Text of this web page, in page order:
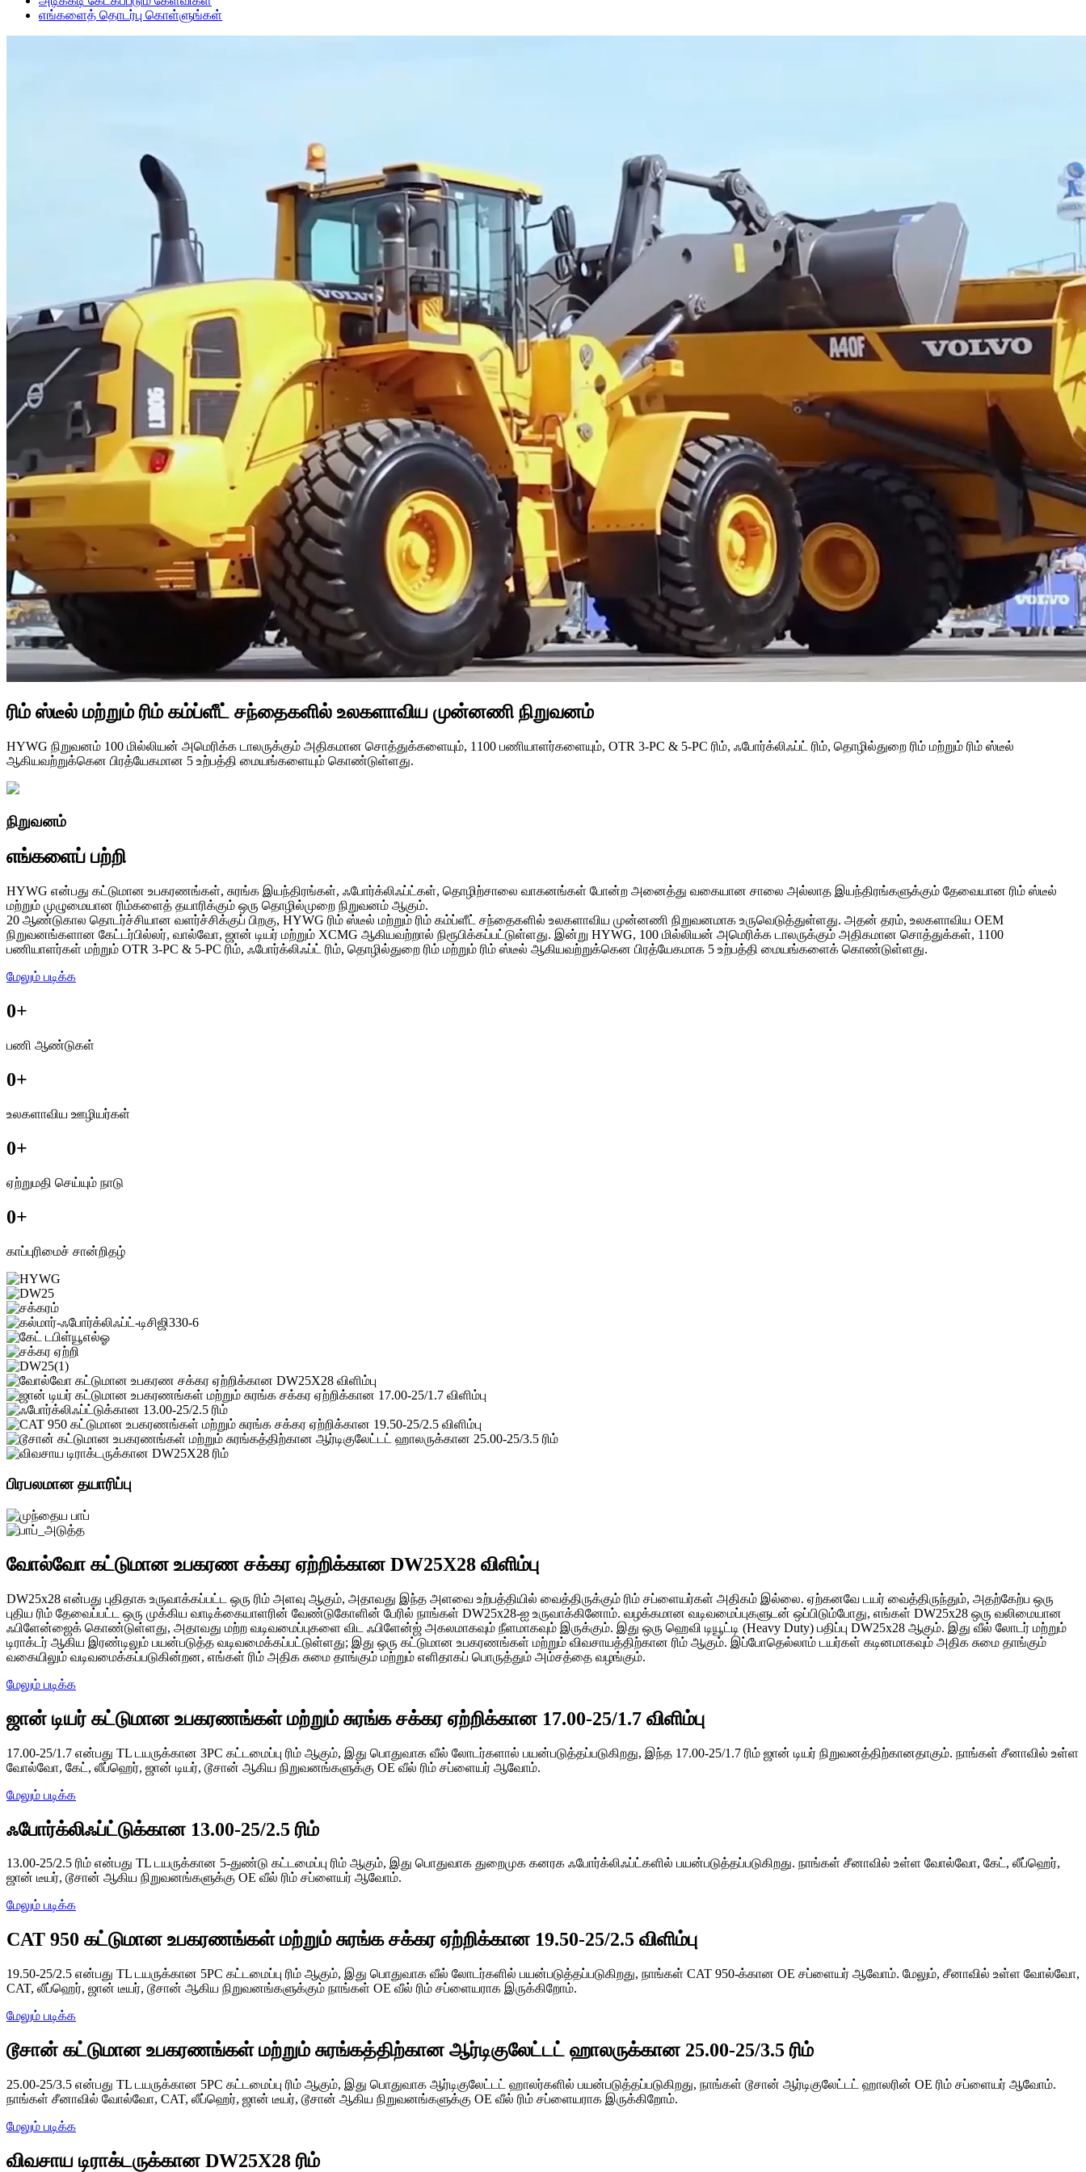
எங்களைத் தொடர்பு கொள்ளுங்கள்
ரிம் ஸ்டீல் மற்றும் ரிம் கம்ப்ளீட் சந்தைகளில் உலகளாவிய முன்னணி நிறுவனம்
HYWG நிறுவனம் 100 மில்லியன் அமெரிக்க டாலருக்கும் அதிகமான சொத்துக்களையும், 1100 பணியாளர்களையும், OTR 3-PC & 5-PC ரிம், ஃபோர்க்லிஃப்ட் ரிம், தொழில்துறை ரிம் மற்றும் ரிம் ஸ்டீல்
ஆகியவற்றுக்கென பிரத்யேகமான 5 உற்பத்தி மையங்களையும் கொண்டுள்ளது.
நிறுவனம்
எங்களைப் பற்றி
HYWG என்பது கட்டுமான உபகரணங்கள், சுரங்க இயந்திரங்கள், ஃபோர்க்லிஃப்ட்கள், தொழிற்சாலை வாகனங்கள் போன்ற அனைத்து வகையான சாலை அல்லாத இயந்திரங்களுக்கும் தேவையான ரிம் ஸ்டீல்
மற்றும் முழுமையான ரிம்களைத் தயாரிக்கும் ஒரு தொழில்முறை நிறுவனம் ஆகும்.
20 ஆண்டுகால தொடர்ச்சியான வளர்ச்சிக்குப் பிறகு, HYWG ரிம் ஸ்டீல் மற்றும் ரிம் கம்ப்ளீட் சந்தைகளில் உலகளாவிய முன்னணி நிறுவனமாக உருவெடுத்துள்ளது. அதன் தரம், உலகளாவிய OEM
நிறுவனங்களான கேட்டர்பில்லர், வால்வோ, ஜான் டியர் மற்றும் XCMG ஆகியவற்றால் நிரூபிக்கப்பட்டுள்ளது. இன்று HYWG, 100 மில்லியன் அமெரிக்க டாலருக்கும் அதிகமான சொத்துக்கள், 1100
பணியாளர்கள் மற்றும் OTR 3-PC & 5-PC ரிம், ஃபோர்க்லிஃப்ட் ரிம், தொழில்துறை ரிம் மற்றும் ரிம் ஸ்டீல் ஆகியவற்றுக்கென பிரத்யேகமாக 5 உற்பத்தி மையங்களைக் கொண்டுள்ளது.
மேலும் படிக்க
0+
பணி ஆண்டுகள்
0+
உலகளாவிய ஊழியர்கள்
0+
ஏற்றுமதி செய்யும் நாடு
0+
காப்புரிமைச் சான்றிதழ்
பிரபலமான தயாரிப்பு
வோல்வோ கட்டுமான உபகரண சக்கர ஏற்றிக்கான DW25X28 விளிம்பு
DW25x28 என்பது புதிதாக உருவாக்கப்பட்ட ஒரு ரிம் அளவு ஆகும், அதாவது இந்த அளவை உற்பத்தியில் வைத்திருக்கும் ரிம் சப்ளையர்கள் அதிகம் இல்லை. ஏற்கனவே டயர் வைத்திருந்தும், அதற்கேற்ப ஒரு
புதிய ரிம் தேவைப்பட்ட ஒரு முக்கிய வாடிக்கையாளரின் வேண்டுகோளின் பேரில் நாங்கள் DW25x28-ஐ உருவாக்கினோம். வழக்கமான வடிவமைப்புகளுடன் ஒப்பிடும்போது, ​​எங்கள் DW25x28 ஒரு வலிமையான
ஃபிளேன்ஜைக் கொண்டுள்ளது, அதாவது மற்ற வடிவமைப்புகளை விட ஃபிளேன்ஜ் அகலமாகவும் நீளமாகவும் இருக்கும். இது ஒரு ஹெவி டியூட்டி (Heavy Duty) பதிப்பு DW25x28 ஆகும். இது வீல் லோடர் மற்றும்
டிராக்டர் ஆகிய இரண்டிலும் பயன்படுத்த வடிவமைக்கப்பட்டுள்ளது; இது ஒரு கட்டுமான உபகரணங்கள் மற்றும் விவசாயத்திற்கான ரிம் ஆகும். இப்போதெல்லாம் டயர்கள் கடினமாகவும் அதிக சுமை தாங்கும்
வகையிலும் வடிவமைக்கப்படுகின்றன, எங்கள் ரிம் அதிக சுமை தாங்கும் மற்றும் எளிதாகப் பொருத்தும் அம்சத்தை வழங்கும்.
மேலும் படிக்க
ஜான் டியர் கட்டுமான உபகரணங்கள் மற்றும் சுரங்க சக்கர ஏற்றிக்கான 17.00-25/1.7 விளிம்பு
17.00-25/1.7 என்பது TL டயருக்கான 3PC கட்டமைப்பு ரிம் ஆகும், இது பொதுவாக வீல் லோடர்களால் பயன்படுத்தப்படுகிறது, இந்த 17.00-25/1.7 ரிம் ஜான் டியர் நிறுவனத்திற்கானதாகும். நாங்கள் சீனாவில் உள்ள
வோல்வோ, கேட், லீப்ஹெர், ஜான் டியர், டூசான் ஆகிய நிறுவனங்களுக்கு OE வீல் ரிம் சப்ளையர் ஆவோம்.
மேலும் படிக்க
ஃபோர்க்லிஃப்ட்டுக்கான 13.00-25/2.5 ரிம்
13.00-25/2.5 ரிம் என்பது TL டயருக்கான 5-துண்டு கட்டமைப்பு ரிம் ஆகும், இது பொதுவாக துறைமுக கனரக ஃபோர்க்லிஃப்ட்களில் பயன்படுத்தப்படுகிறது. நாங்கள் சீனாவில் உள்ள வோல்வோ, கேட், லீப்ஹெர்,
ஜான் டீயர், டூசான் ஆகிய நிறுவனங்களுக்கு OE வீல் ரிம் சப்ளையர் ஆவோம்.
மேலும் படிக்க
CAT 950 கட்டுமான உபகரணங்கள் மற்றும் சுரங்க சக்கர ஏற்றிக்கான 19.50-25/2.5 விளிம்பு
19.50-25/2.5 என்பது TL டயருக்கான 5PC கட்டமைப்பு ரிம் ஆகும், இது பொதுவாக வீல் லோடர்களில் பயன்படுத்தப்படுகிறது, நாங்கள் CAT 950-க்கான OE சப்ளையர் ஆவோம். மேலும், சீனாவில் உள்ள வோல்வோ,
CAT, லீப்ஹெர், ஜான் டீயர், டூசான் ஆகிய நிறுவனங்களுக்கும் நாங்கள் OE வீல் ரிம் சப்ளையராக இருக்கிறோம்.
மேலும் படிக்க
டூசான் கட்டுமான உபகரணங்கள் மற்றும் சுரங்கத்திற்கான ஆர்டிகுலேட்டட் ஹாலருக்கான 25.00-25/3.5 ரிம்
25.00-25/3.5 என்பது TL டயருக்கான 5PC கட்டமைப்பு ரிம் ஆகும், இது பொதுவாக ஆர்டிகுலேட்டட் ஹாலர்களில் பயன்படுத்தப்படுகிறது, நாங்கள் டூசான் ஆர்டிகுலேட்டட் ஹாலரின் OE ரிம் சப்ளையர் ஆவோம்.
நாங்கள் சீனாவில் வோல்வோ, CAT, லீப்ஹெர், ஜான் டீயர், டூசான் ஆகிய நிறுவனங்களுக்கு OE வீல் ரிம் சப்ளையராக இருக்கிறோம்.
மேலும் படிக்க
விவசாய டிராக்டருக்கான DW25X28 ரிம்